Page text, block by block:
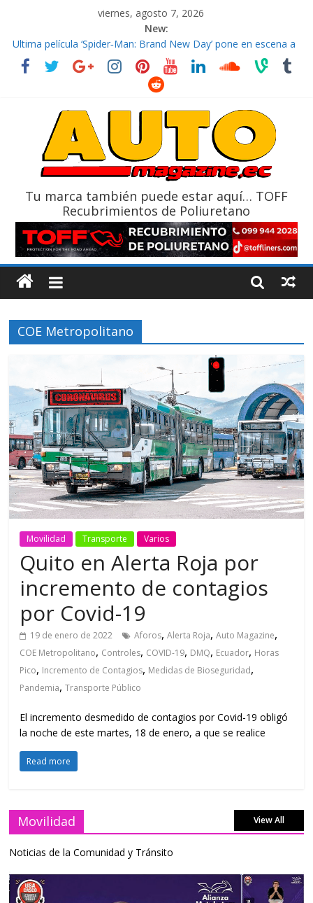
viernes, agosto 7, 2026
New:
El costo de tener un vehículo gana protagonismo a la hora de
decidir
Ultima película ‘Spider‑Man: Brand New Day’ pone en escena a
La Vuelta al Ecuador 2026, edición 47ª, recorre 7 provincias en 8
La FEDAK recibe 12 Sinotruk Bolden para cubrir las rutas de La
Vuelta
Tu marca también puede estar aquí… TOFF
Recubrimientos de Poliuretano
COE Metropolitano
Movilidad Transporte Varios
Quito en Alerta Roja por
incremento de contagios
por Covid-19
19 de enero de 2022 Aforos,Alerta Roja,Auto Magazine,
COE Metropolitano, Controles, COVID-19, DMQ, Ecuador, Horas
Pico, Incremento de Contagios, Medidas de Bioseguridad,
Pandemia,Transporte Público
El incremento desmedido de contagios por Covid-19 obligó
la noche de este martes, 18 de enero, a que se realice
Read more
Movilidad View All
Noticias de la Comunidad y Tránsito